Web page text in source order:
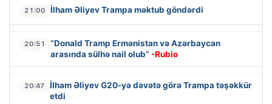
21:00 İlham Əliyev Trampa məktub göndərdi
20:51
“Donald Tramp Ermənistan və Azərbaycan
arasında sülhə nail olub” -Rubio
20:47
İlham Əliyev G20-yə dəvətə görə Trampa təşəkkür
etdi